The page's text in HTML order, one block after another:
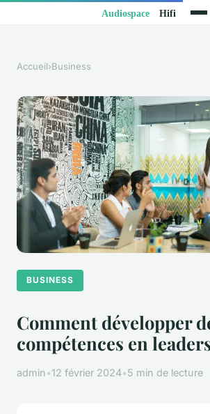
Accueil›Business
BUSINESS
Comment développer
compétences en
admin•12 février 2024•5 min de lecture